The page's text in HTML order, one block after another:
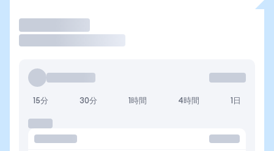
15分 30分 1時間 4時間 1日